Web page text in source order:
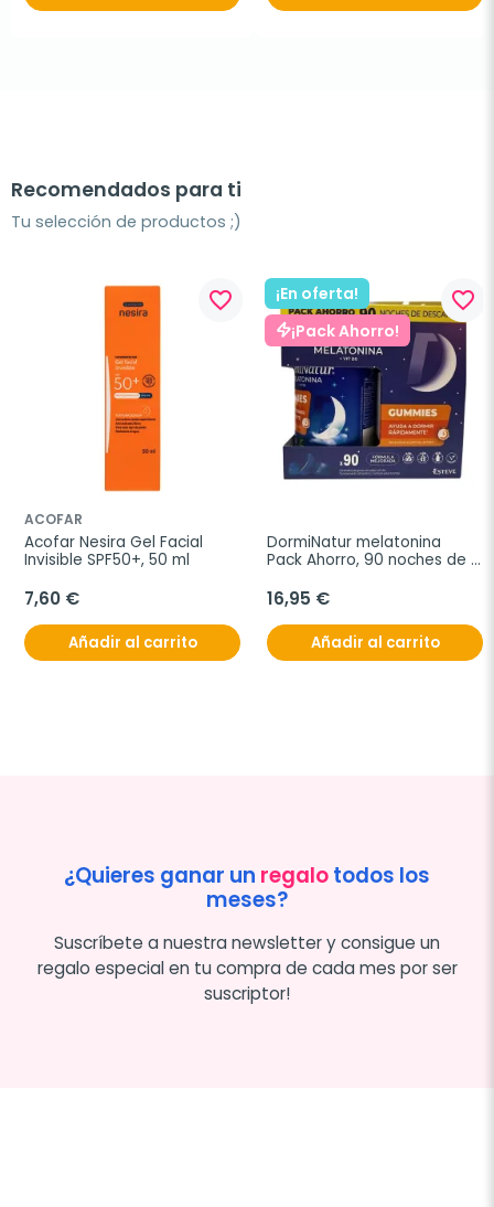
Recomendados para ti
Tu selección de productos ;)
favorite_border
ACOFAR
Acofar Nesira Gel Facial
Invisible SPF50+, 50 ml
7,60 €
Añadir al carrito
¡En oferta!
¡Pack Ahorro!
favorite_border
DormiNatur melatonina
Pack Ahorro, 90 noches de
16,95 €
Añadir al carrito
¿Quieres ganar un regalotodos los
meses?
Suscríbete a nuestra newsletter y consigue un
regalo especial en tu compra de cada mes por ser
suscriptor!